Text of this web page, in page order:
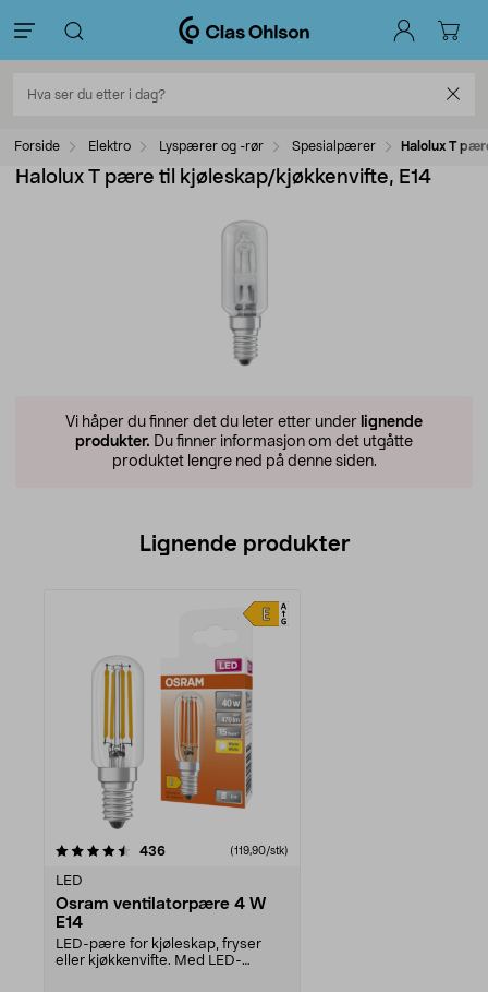
Forside Elektro Lyspærer og -rør Spesialpærer Halolux T
Halolux T pære til kjøleskap/kjøkkenvifte, E14
Vi håper du finner det du leter etter under lignende
produkter. Du finner informasjon om det utgåtte
produktet lengre ned på denne siden.
Lignende produkter
436anmeldelser(119,90/stk)
LED
Osram ventilatorpære 4 W
E14
LED-pære for kjøleskap, fryser
eller kjøkkenvifte. Med LED-